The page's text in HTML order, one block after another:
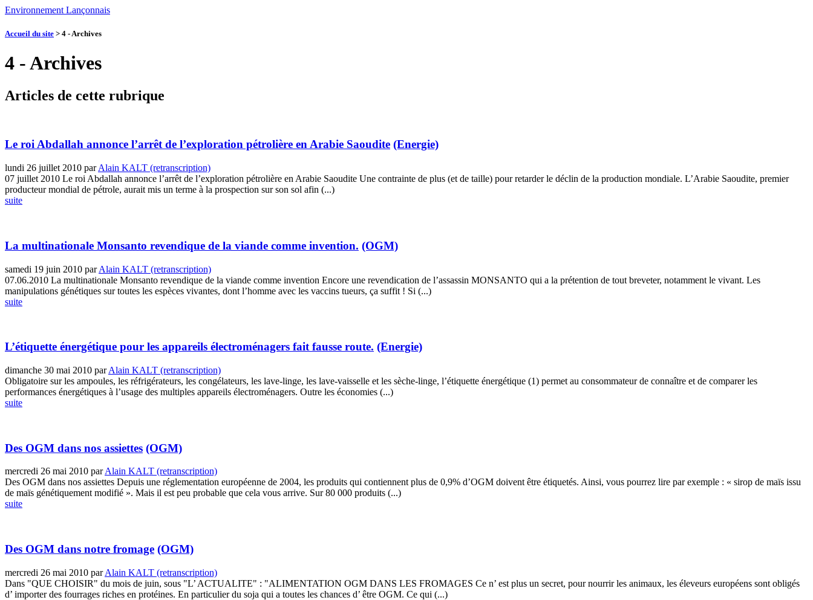
Environnement Lançonnais
Accueil du site > 4 - Archives
4 - Archives
Articles de cette rubrique
Le roi Abdallah annonce l’arrêt de l’exploration pétrolière en Arabie Saoudite (Energie)
lundi 26 juillet 2010 parAlain KALT (retranscription)
07 juillet 2010 Le roi Abdallah annonce l’arrêt de l’exploration pétrolière en Arabie Saoudite Une contrainte de plus (et de taille) pour retarder le déclin de la production mondiale. L’Arabie Saoudite, premier
producteur mondial de pétrole, aurait mis un terme à la prospection sur son sol afin (...)
suite
La multinationale Monsanto revendique de la viande comme invention. (OGM)
samedi 19 juin 2010 parAlain KALT (retranscription)
07.06.2010 La multinationale Monsanto revendique de la viande comme invention Encore une revendication de l’assassin MONSANTO qui a la prétention de tout breveter, notamment le vivant. Les
manipulations génétiques sur toutes les espèces vivantes, dont l’homme avec les vaccins tueurs, ça suffit ! Si (...)
suite
L’étiquette énergétique pour les appareils électroménagers fait fausse route. (Energie)
dimanche 30 mai 2010 parAlain KALT (retranscription)
Obligatoire sur les ampoules, les réfrigérateurs, les congélateurs, les lave-linge, les lave-vaisselle et les sèche-linge, l’étiquette énergétique (1) permet au consommateur de connaître et de comparer les
performances énergétiques à l’usage des multiples appareils électroménagers. Outre les économies (...)
suite
Des OGM dans nos assiettes (OGM)
mercredi 26 mai 2010 parAlain KALT (retranscription)
Des OGM dans nos assiettes Depuis une réglementation européenne de 2004, les produits qui contiennent plus de 0,9% d’OGM doivent être étiquetés. Ainsi, vous pourrez lire par exemple : « sirop de maïs issu
de maïs génétiquement modifié ». Mais il est peu probable que cela vous arrive. Sur 80 000 produits (...)
suite
Des OGM dans notre fromage (OGM)
mercredi 26 mai 2010 parAlain KALT (retranscription)
Dans "QUE CHOISIR" du mois de juin, sous "L’ ACTUALITE" : "ALIMENTATION OGM DANS LES FROMAGES Ce n’ est plus un secret, pour nourrir les animaux, les éleveurs européens sont obligés
d’ importer des fourrages riches en protéines. En particulier du soja qui a toutes les chances d’ être OGM. Ce qui (...)